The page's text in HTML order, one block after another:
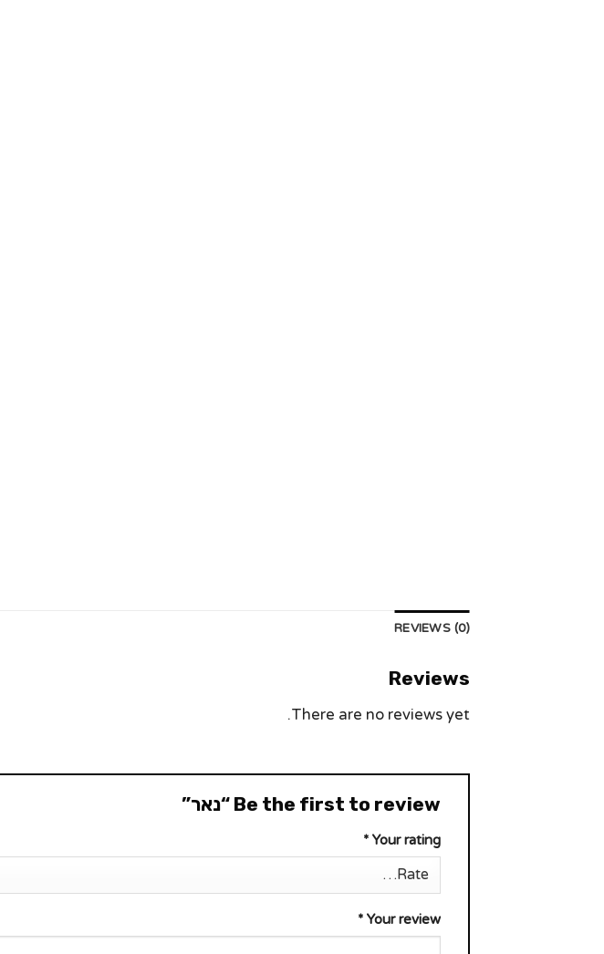
REVIEWS (0)
Reviews
There are no reviews yet.
Be the first to review “נאר”
Your rating
*
Your review
*